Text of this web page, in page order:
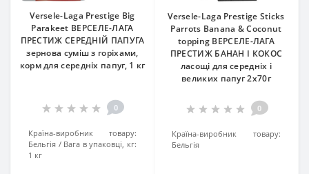
Versele-Laga Prestige Big
Parakeet ВЕРСЕЛЕ-ЛАГА
ПРЕСТИЖ СЕРЕДНІЙ ПАПУГА
зернова суміш з горіхами,
корм для середніх папуг, 1 кг
0
Країна-виробник товару:
Бельгія
Вага в упаковці, кг:
1 кг
Versele-Laga Prestige Sticks
Parrots Banana & Coconut
topping ВЕРСЕЛЕ-ЛАГА
ПРЕСТИЖ БАНАН І КОКОС
ласощі для середніх і
великих папуг 2х70г
0
Країна-виробник товару:
Бельгія